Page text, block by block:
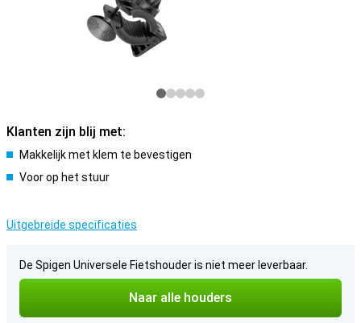
Klanten zijn blij met:
Makkelijk met klem te bevestigen
Voor op het stuur
Uitgebreide specificaties
De Spigen Universele Fietshouder is niet meer leverbaar.
Naar alle houders